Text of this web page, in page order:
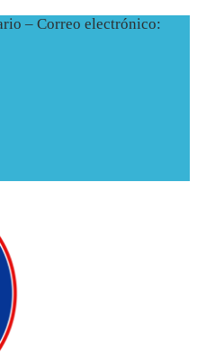
– Correo electrónico: